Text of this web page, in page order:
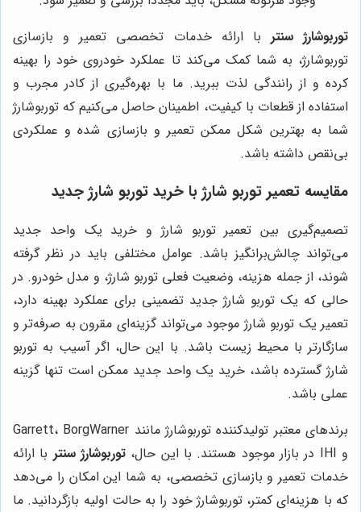
توربوشارژ سنتر با ارائه خدمات تخصصی تعمیر و بازسازی
توربوشارژ، به شما کمک می‌کند تا عملکرد خودروی خود را بهینه
کرده و از رانندگی لذت ببرید. ما با بهره‌گیری از کادر مجرب و
استفاده از قطعات با کیفیت، اطمینان حاصل می‌کنیم که توربوشارژ
شما به بهترین شکل ممکن تعمیر و بازسازی شده و عملکردی
بی‌نقص داشته باشد.
مقایسه تعمیر توربو شارژ با خرید توربو شارژ جدید
تصمیم‌گیری بین تعمیر توربو شارژ و خرید یک واحد جدید
می‌تواند چالش‌برانگیز باشد. عوامل مختلفی باید در نظر گرفته
شوند، از جمله هزینه، وضعیت فعلی توربو شارژ، و مدل خودرو. در
حالی که یک توربو شارژ جدید تضمینی برای عملکرد بهینه دارد،
تعمیر یک توربو شارژ موجود می‌تواند گزینه‌ای مقرون به صرفه‌تر و
سازگارتر با محیط زیست باشد. با این حال، اگر آسیب به توربو
شارژ گسترده باشد، خرید یک واحد جدید ممکن است تنها گزینه
عملی باشد.
برندهای معتبر تولیدکننده توربوشارژ مانند Garrett، BorgWarner
و IHI در بازار موجود هستند. با این حال،
توربوشارژ سنتر با ارائه
خدمات تعمیر و بازسازی تخصصی، به شما این امکان را می‌دهد
که با هزینه‌ای کمتر، توربوشارژ خود را به حالت اولیه بازگردانید. ما